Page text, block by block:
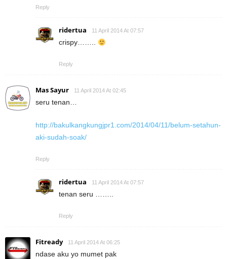
Reply
ridertua 11 April 2014 At 07:57
crispy……..
Reply
Mas Sayur 11 April 2014 At 02:45
seru tenan…
http://bakulkangkungjpr1.com/2014/04/11/belum-setahun-
aki-sudah-soak/
Reply
ridertua 11 April 2014 At 07:57
tenan seru ……..
Reply
Fitready 11 April 2014 At 06:25
ndase aku yo mumet pak